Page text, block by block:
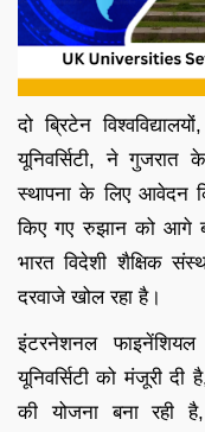
दो ब्रिटेन
यूनिवर्सिटी, ने गुजरात
स्थापना के लिए आवेदन
किए गए रुझान को आगे
भारत विदेशी शैक्षिक
दरवाजे खोल रहा है।
इंटरनेशनल
यूनिवर्सिटी को मंजूरी
की योजना बना